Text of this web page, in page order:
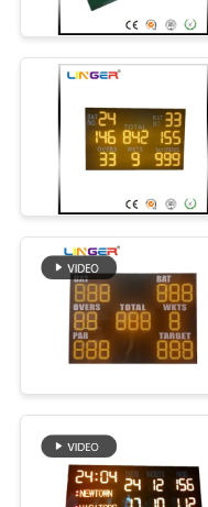
নিয়ন্ত্রণ
যোগাযোগ
খবর
উদ্ধৃতির
আবেদন
সাইট
ম্যাপ